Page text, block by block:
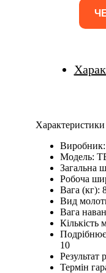
Характеристики
Виробник:
Модель:
Загальна
Робоча
Вага (кг):
Вид
Вага
Кількість
10
Результат
Термін